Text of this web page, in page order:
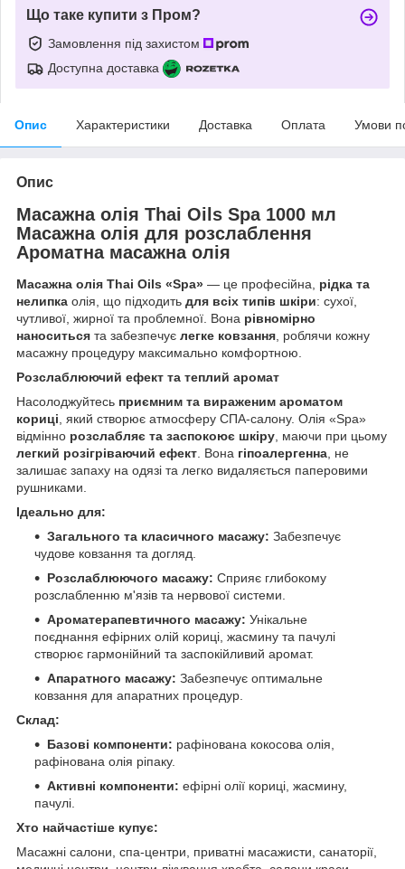
Що таке купити з Пром?
Замовлення під захистом
Доступна доставка
Опис Характеристики Доставка Оплата Умови
Опис
Масажна олія Thai Oils Spa 1000 мл
Масажна олія для розслаблення
Ароматна масажна олія
Масажна олія Thai Oils «Spa» — це професійна, рідка та
нелипка олія, що підходить для всіх типів шкіри: сухої,
чутливої, жирної та проблемної. Вона рівномірно
наноситься та забезпечує легке ковзання, роблячи кожну
масажну процедуру максимально комфортною.
Розслаблюючий ефект та теплий аромат
Насолоджуйтесь приємним та вираженим ароматом
кориці, який створює атмосферу СПА-салону. Олія «Spa»
відмінно розслабляє та заспокоює шкіру, маючи при цьому
легкий розігріваючий ефект. Вона гіпоалергенна, не
залишає запаху на одязі та легко видаляється паперовими
рушниками.
Ідеально для:
Загального та класичного масажу: Забезпечує
чудове ковзання та догляд.
Розслаблюючого масажу: Сприяє глибокому
розслабленню м'язів та нервової системи.
Ароматерапевтичного масажу: Унікальне
поєднання ефірних олій кориці, жасмину та пачулі
створює гармонійний та заспокійливий аромат.
Апаратного масажу: Забезпечує оптимальне
ковзання для апаратних процедур.
Склад:
Базові компоненти: рафінована кокосова олія,
рафінована олія ріпаку.
Активні компоненти: ефірні олії кориці, жасмину,
пачулі.
Хто найчастіше купує:
Масажні салони, спа-центри, приватні масажисти, санаторії,